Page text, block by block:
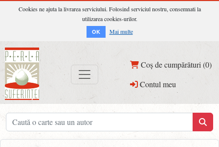
Cookies ne ajuta la livrarea serviciului. Folosind serviciul nostru, consemnati la
utilizarea cookies-urilor.
OK Mai multe
Coș de cumpărături (0)
Contul meu